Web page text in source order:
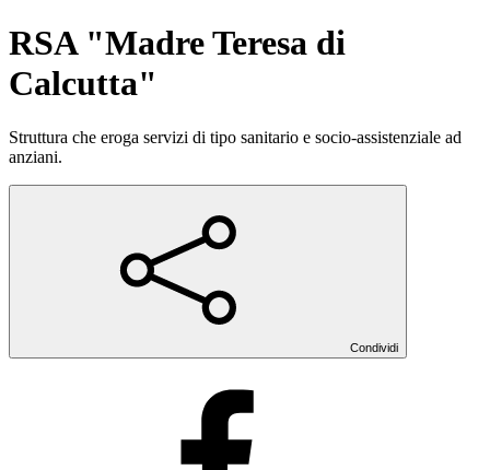
RSA "Madre Teresa di
Calcutta"
Struttura che eroga servizi di tipo sanitario e socio-assistenziale ad
anziani.
Condividi